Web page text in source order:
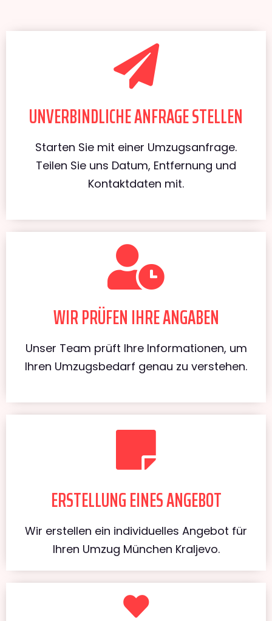
UNVERBINDLICHE ANFRAGE STELLEN
Starten Sie mit einer Umzugsanfrage.
Teilen Sie uns Datum, Entfernung und
Kontaktdaten mit.
WIR PRÜFEN IHRE ANGABEN
Unser Team prüft Ihre Informationen, um
Ihren Umzugsbedarf genau zu verstehen.
ERSTELLUNG EINES ANGEBOT
Wir erstellen ein individuelles Angebot für
Ihren Umzug München Kraljevo.